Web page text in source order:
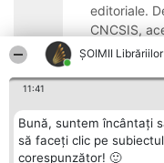
ȘOIMII Librăriilor
11:41
Bună, suntem încântați
să faceți clic pe
corespunzător! 🙂
editoriale.
CNCSIS,
dispoziție
9.2
Organizator Ranking
BRIGHT SOLUTIONS BR SRL